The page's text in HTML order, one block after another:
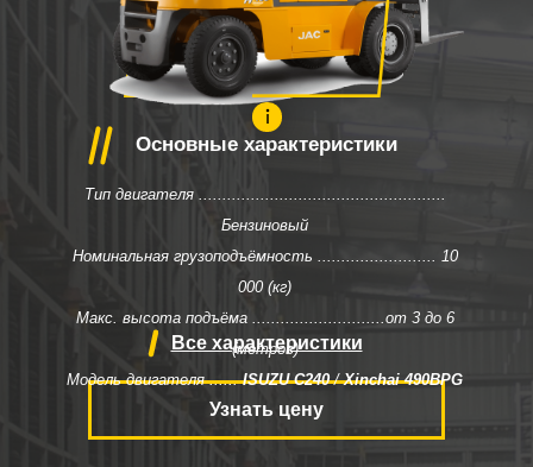
Бензиновый вилочный погрузчик JAC
Узнать цену
Основные характеристики
Все характеристики
Тип двигателя ....................................................
Бензиновый
Номинальная грузоподъёмность ......................... 10
000 (кг)
Макс. высота подъёма ............................от 3 до 6
(метров)
Модель двигателя ......ISUZU C240/Xinchai 490BPG